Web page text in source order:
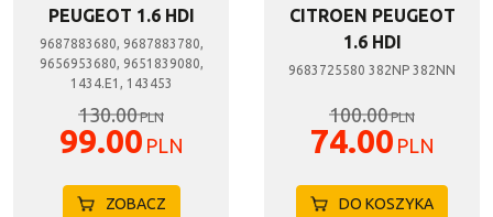
PEUGEOT 1.6 HDI
9687883680, 9687883780,
9656953680, 9651839080,
1434.E1, 143453
130.00PLN
99.00 PLN
ZOBACZ
CITROEN PEUGEOT
1.6 HDI
9683725580 382NP 382NN
100.00PLN
74.00 PLN
DO KOSZYKA